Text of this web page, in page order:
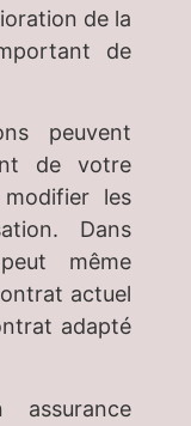
de la
de
peuvent
de votre
les
Dans
même
actuel
adapté